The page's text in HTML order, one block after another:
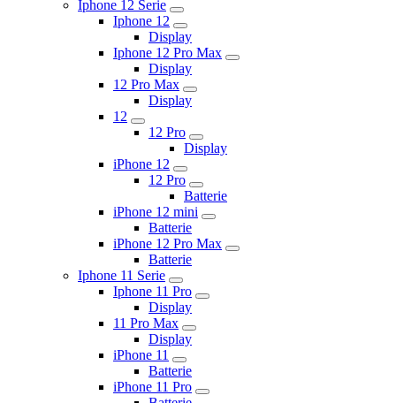
Iphone 12 Serie
Iphone 12
Display
Iphone 12 Pro Max
Display
12 Pro Max
Display
12
12 Pro
Display
iPhone 12
12 Pro
Batterie
iPhone 12 mini
Batterie
iPhone 12 Pro Max
Batterie
Iphone 11 Serie
Iphone 11 Pro
Display
11 Pro Max
Display
iPhone 11
Batterie
iPhone 11 Pro